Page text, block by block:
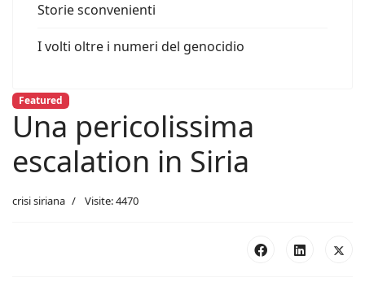
Storie sconvenienti
I volti oltre i numeri del genocidio
Featured
Una pericolissima
escalation in Siria
crisi siriana Visite: 4470